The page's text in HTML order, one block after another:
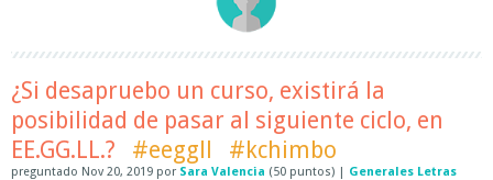
¿Si desapruebo un curso, existirá la
posibilidad de pasar al siguiente ciclo, en
EE.GG.LL.?
#eeggll #kchimbo
preguntado Nov 20, 2019 por Sara Valencia (50 puntos) | Generales Letras